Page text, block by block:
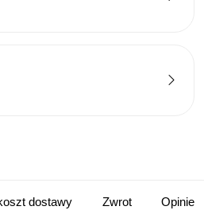
dostawy Zwrot Opinie